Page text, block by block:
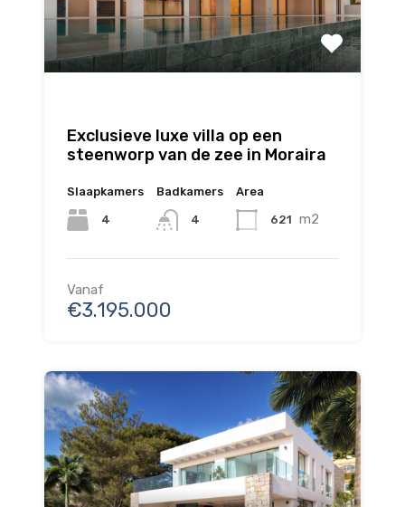
Exclusieve luxe villa op een
steenworp van de zee in Moraira
Slaapkamers
4
Badkamers
4
Area
621 m2
Vanaf
€3.195.000